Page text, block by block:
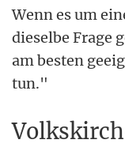
Wenn es um
dieselbe Frage
am besten
tun."